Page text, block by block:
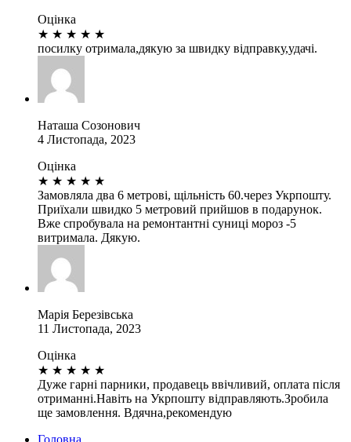
Оцінка
★ ★ ★ ★ ★
посилку отримала,дякую за швидку відправку,удачі.
Наташа Созонович
4 Листопада, 2023
Оцінка
★ ★ ★ ★ ★
Замовляла два 6 метрові, щільність 60.через Укрпошту.
Приїхали швидко 5 метровий прийшов в подарунок.
Вже спробувала на ремонтантні суниці мороз -5
витримала. Дякую.
Марія Березівська
11 Листопада, 2023
Оцінка
★ ★ ★ ★ ★
Дуже гарні парники, продавець ввічливий, оплата після
отриманні.Навіть на Укрпошту відправляють.Зробила
ще замовлення. Вдячна,рекомендую
Головна